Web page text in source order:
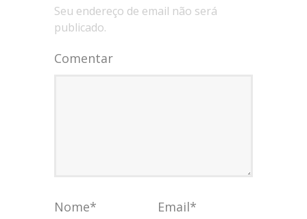
Seu endereço de email não será
publicado.
Comentar
Nome* Email*